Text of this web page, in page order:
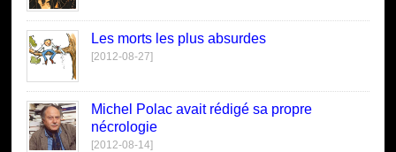
Les morts les plus absurdes
[2012-08-27]
Michel Polac avait rédigé sa propre
nécrologie
[2012-08-14]